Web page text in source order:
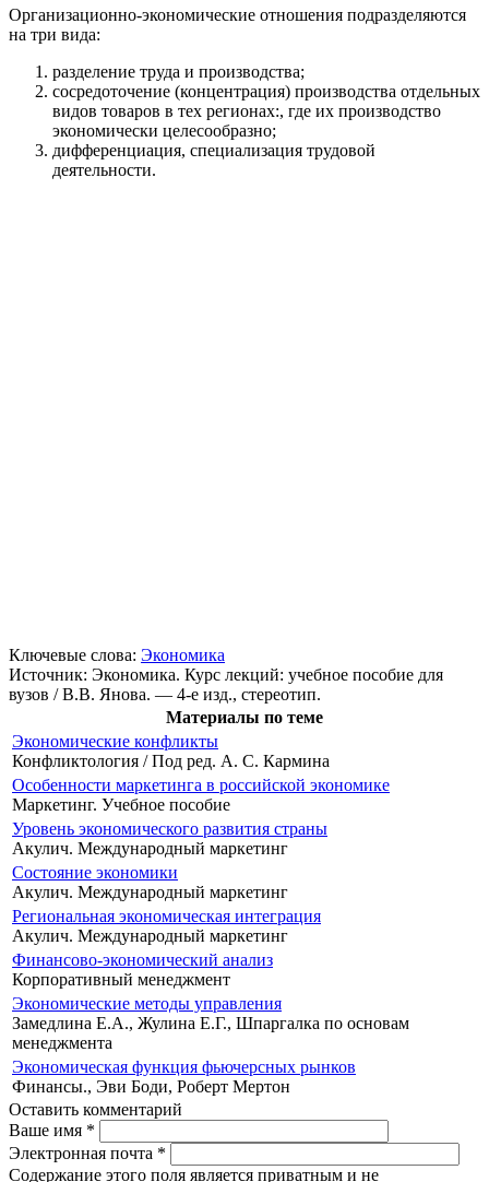
Организационно-экономические отношения подразделяются
на три вида:
разделение труда и производства;
сосредоточение (концентрация) производства отдельных
видов товаров в тех регионах:, где их производство
экономически целесообразно;
дифференциация, специализация трудовой
деятельности.
Ключевые слова: Экономика
Источник: Экономика. Курс лекций: учебное пособие для
вузов / В.В. Янова. — 4-е изд., стереотип.
Материалы по теме
Экономические конфликты
Конфликтология / Под ред. А. С. Кармина
Особенности маркетинга в российской экономике
Маркетинг. Учебное пособие
Уровень экономического развития страны
Акулич. Международный маркетинг
Состояние экономики
Акулич. Международный маркетинг
Региональная экономическая интеграция
Акулич. Международный маркетинг
Финансово-экономический анализ
Корпоративный менеджмент
Экономические методы управления
Замедлина Е.А., Жулина Е.Г., Шпаргалка по основам
менеджмента
Экономическая функция фьючерсных рынков
Финансы., Эви Боди, Роберт Мертон
Оставить комментарий
Ваше имя *
Электронная почта *
Содержание этого поля является приватным и не